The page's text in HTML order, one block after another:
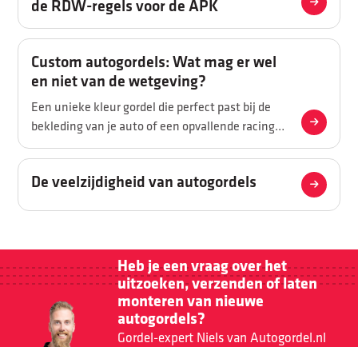
de RDW-regels voor de APK
Custom autogordels: Wat mag er wel
en niet van de wetgeving?
Een unieke kleur gordel die perfect past bij de
bekleding van je auto of een opvallende racing-
look met een sportieve twist? Gepersonaliseerde
autogordels zijn populairder dan ooit, vooral
onder autoliefhebbers die net dat beetje extra
Wat die regels precies zijn, lees je in dit blog!
De veelzijdigheid van autogordels
Heb je een vraag over het
uitzoeken, verzenden of laten
monteren van nieuwe
autogordels?
Gordel-expert Niels van Autogordel.nl